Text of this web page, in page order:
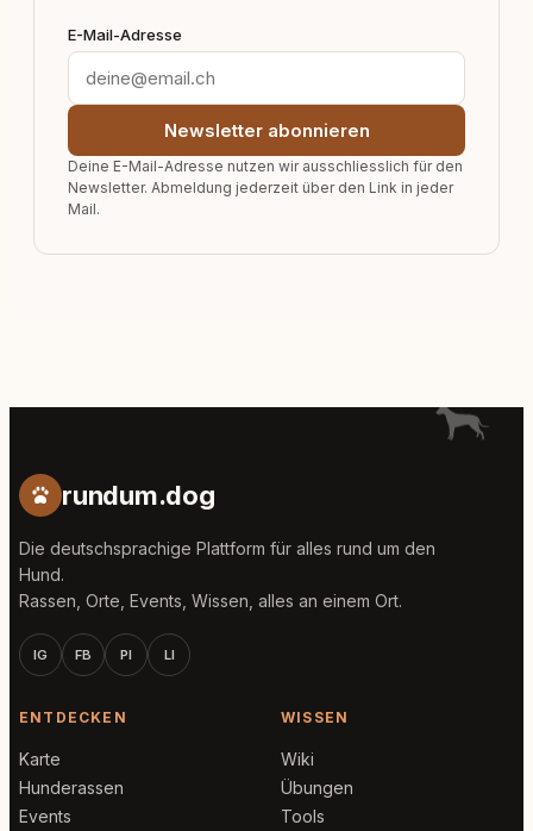
E-Mail-Adresse
Newsletter abonnieren
Deine E-Mail-Adresse nutzen wir ausschliesslich für den
Newsletter. Abmeldung jederzeit über den Link in jeder
Mail.
rundum.dog
Die deutschsprachige Plattform für alles rund um den
Hund.
Rassen, Orte, Events, Wissen, alles an einem Ort.
IG FB PI LI
ENTDECKEN
Karte
Hunderassen
Events
WISSEN
Wiki
Übungen
Tools